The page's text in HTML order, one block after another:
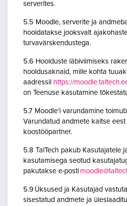
serverites.
5.5 Moodle, serverite ja
hooldatakse jooksvalt
turvavärskendustega.
5.6 Hoolduste läbiviimiseks
hooldusaknaid, mille kohta
aadressil https://
on Teenuse kasutamine
5.7 Moodle’i varundamine
Varundatud andmete kaitse
koostööpartner.
5.8 TalTech pakub Kasutajatele
kasutamisega seotud
pakutakse e-posti
5.9 Üksused ja Kasutajad
sisestatud andmete ja